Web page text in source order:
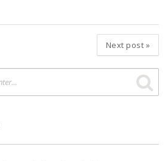
Next post »